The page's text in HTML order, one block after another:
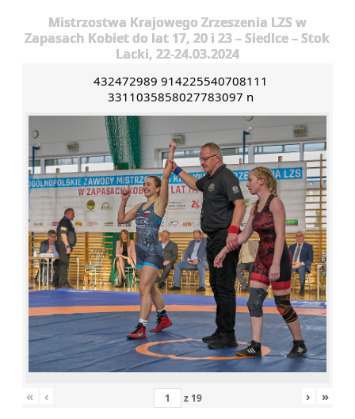
Mistrzostwa Krajowego Zrzeszenia LZS w
Zapasach Kobiet do lat 17, 20 i 23 – Siedlce – Stok
Lacki, 22-24.03.2024
432472989 914225540708111
3311035858027783097 n
« ‹ z 19 › »